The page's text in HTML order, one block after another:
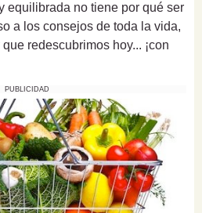
equilibrada no tiene por qué ser
a los consejos de toda la vida,
redescubrimos hoy... ¡con
PUBLICIDAD